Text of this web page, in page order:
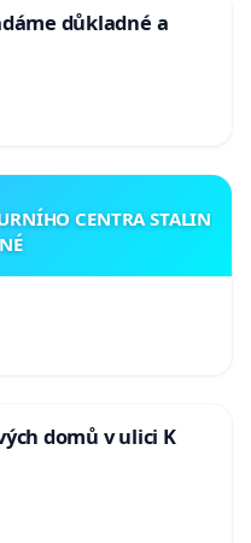
důkladné a
CENTRA STALIN
domů v ulici K